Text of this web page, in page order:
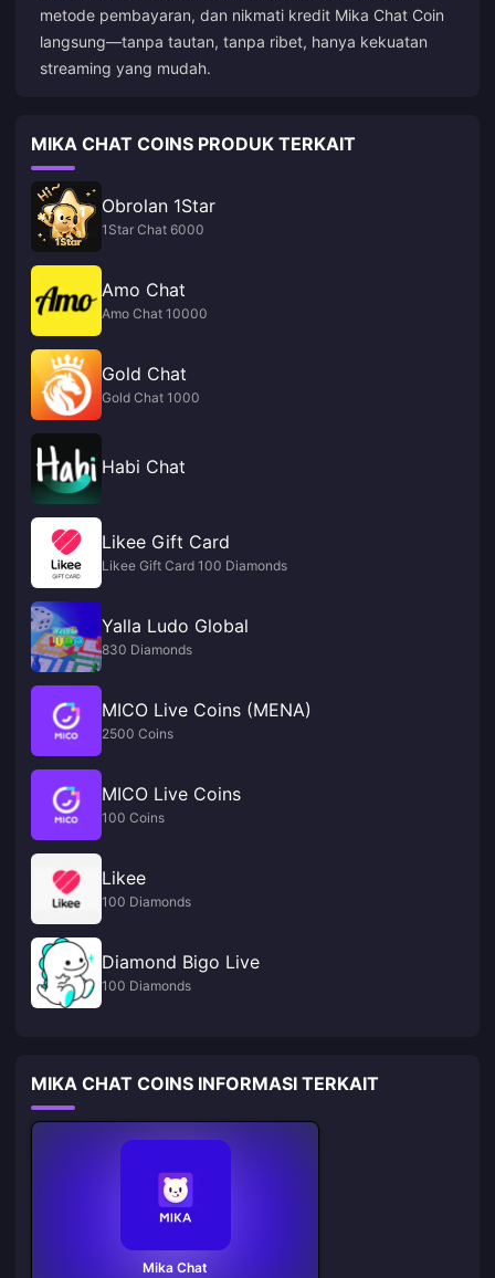
metode pembayaran, dan nikmati kredit Mika Chat Coin
langsung—tanpa tautan, tanpa ribet, hanya kekuatan
streaming yang mudah.
MIKA CHAT COINS PRODUK TERKAIT
Obrolan 1Star
1Star Chat 6000
Amo Chat
Amo Chat 10000
Gold Chat
Gold Chat 1000
Habi Chat
Likee Gift Card
Likee Gift Card 100 Diamonds
Yalla Ludo Global
830 Diamonds
MICO Live Coins (MENA)
2500 Coins
MICO Live Coins
100 Coins
Likee
100 Diamonds
Diamond Bigo Live
100 Diamonds
MIKA CHAT COINS INFORMASI TERKAIT
Mika Chat